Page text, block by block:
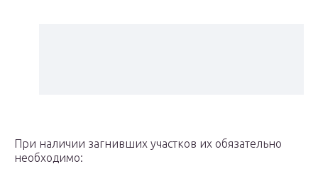
При наличии загнивших участков их обязательно
необходимо: